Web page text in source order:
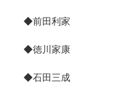
◆前田利家
◆徳川家康
◆石田三成